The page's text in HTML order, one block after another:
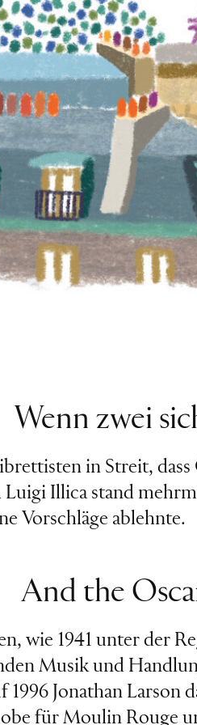
Wenn zwei
in Streit,
Illica stand
Vorschläge ablehnte.
And the
wie 1941 unter der
Musik und
Jonathan Larson
für Moulin Rouge